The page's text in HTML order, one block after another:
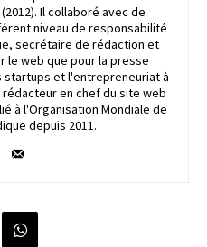
Il collaboré avec de
niveau de responsabilité
secrétaire de rédaction et
le web que pour la presse
startups et l'entrepreneuriat à
en chef du site web
à l'Organisation Mondiale de
depuis 2011.